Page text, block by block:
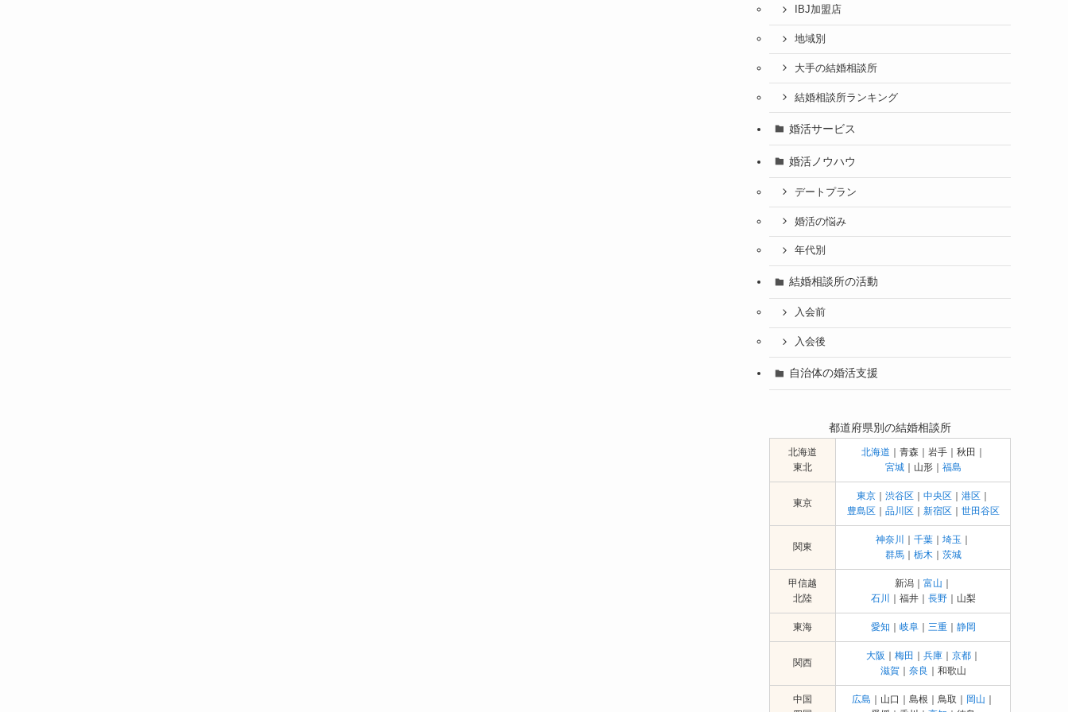
IBJ加盟店
地域別
大手の結婚相談所
結婚相談所ランキング
婚活サービス
婚活ノウハウ
デートプラン
婚活の悩み
年代別
結婚相談所の活動
入会前
入会後
自治体の婚活支援
都道府県別の結婚相談所
北海道
東北
北海道 ｜青森｜岩手｜秋田｜
宮城｜山形｜ 福島
東京
東京｜ 渋谷区｜ 中央区｜ 港区｜
豊島区｜ 品川区｜ 新宿区｜ 世田谷区
関東
神奈川 ｜ 千葉｜ 埼玉 ｜
群馬｜ 栃木 ｜ 茨城
甲信越
北陸
新潟｜ 富山 ｜
石川
｜福井｜ 長野｜山梨
東海 愛知 ｜ 岐阜｜ 三重｜ 静岡
関西
大阪 ｜ 梅田 ｜ 兵庫｜ 京都｜
滋賀｜ 奈良 ｜和歌山
中国
広島 ｜山口｜島根｜鳥取｜ 岡山 ｜